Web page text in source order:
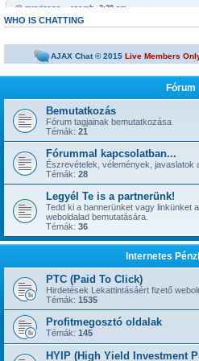
@mrarizona « szomb. 3:29 am »
Bobabeten a futtbal vb miatt minden
sziasztok!
@mamus67 « kedd 4:53 pm »
Neked is
jónapot
@szepbalazs « kedd 8:22 am »
has started a new topic:
@Admin « hétf. 8:49 pm »
has started a new topic:Újabb 1 év,
@szior « vas. 5:43 pm »
has started a new topic:ySense.com
@Admin « kedd 9:38 am »
... igen, IGAZ!!! ... Kész.
@kavics13 « hétf. 10:48 pm »
mrarizona « szer. 3:37 pm »
has started a new topic:BoaBet |
szepbalazs « pén. 10:28 pm »
has started a new topic:22bet
@Admin « hétf. 11:55 am »
has started a new topic:
WHO IS CHATTING
AJAX Chat © 2015 Live Members
Fórum
Bemutatkozás
Fórum tagjainak bemutatkozása
Témák: 21
Fórummal kapcsolatban...
Észrevételek, vélemények, javaslatok
Témák: 28
Legyél Te is a partnerünk!
Tedd ki a bannerünket vagy linkünket
weboldalad bemutatására.
Témák: 36
Internetes
PTC (Paid To Click)
Hirdetések Lekattintásáért fizető
Témák: 1535
Profitmegosztó oldalak
Témák: 145
HYIP (High Yield Investment